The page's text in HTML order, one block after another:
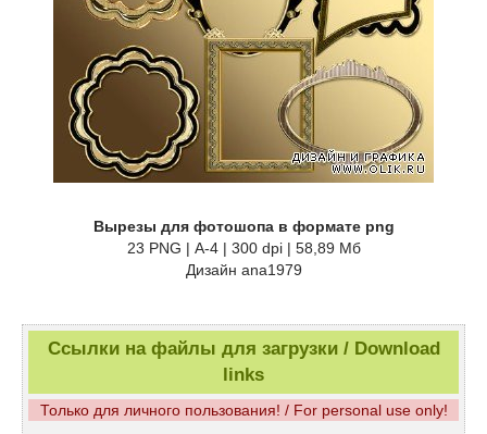
Вырезы для фотошопа в формате png
23 PNG | А-4 | 300 dpi | 58,89 Мб
Дизайн аnа1979
Ссылки на файлы для загрузки / Download
links
Только для личного пользования! / For personal use only!